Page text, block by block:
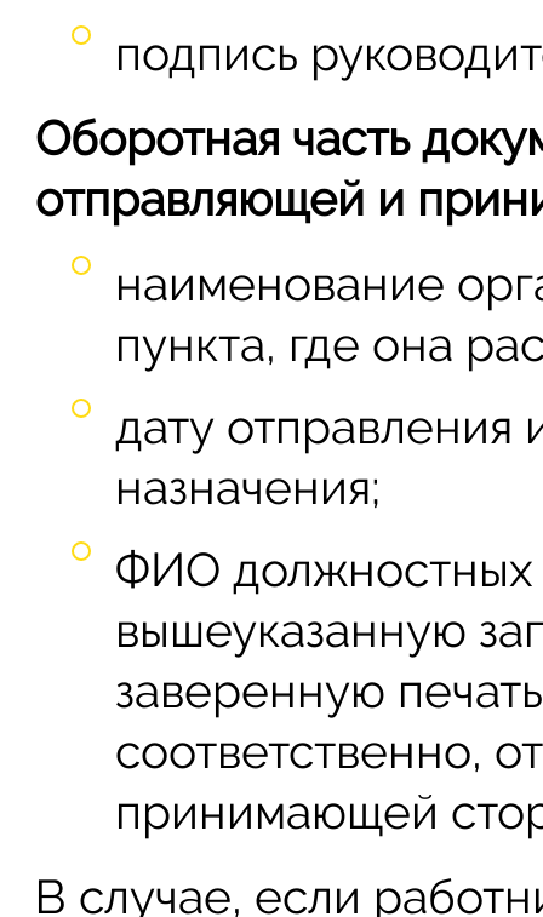
подпись
Оборотная часть
отправляющей и
наименование
пункта, где она
дату отправления
назначения;
ФИО должностных
вышеуказанную
заверенную
соответственно,
принимающей
В случае, если